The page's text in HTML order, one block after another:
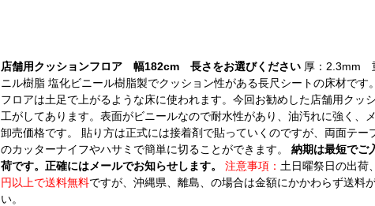
店舗用クッションフロア 幅182cm 長さをお選びください 厚：2.3mm
ニル樹脂 塩化ビニール樹脂製でクッション性がある長尺シートの床材です
フロアは土足で上がるような床に使われます。今回お勧めした店舗用クッ
工がしてあります。表面がビニールなので耐水性があり、油汚れに強く、
卸売価格です。 貼り方は正式には接着剤で貼っていくのですが、両面テー
のカッターナイフやハサミで簡単に切ることができます。 納期は最短でご
荷です。正確にはメールでお知らせします。
注意事項： 土日曜祭日の出荷
円以上で送料無料ですが、沖縄県、離島、の場合は金額にかかわらず送料
い。